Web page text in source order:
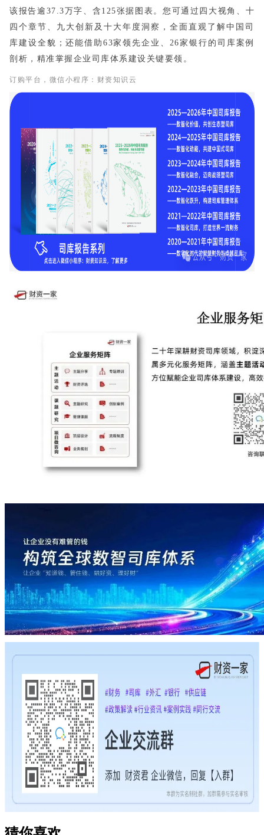
该报告逾37.3万字、含125张据图表。您可通过四大视角、十
四个章节、九大创新及十大年度洞察，全面直观了解中国司
库建设全貌；还能借助63家领先企业、26家银行的司库案例
剖析，精准掌握企业司库体系建设关键要领。
订购平台，微信小程序：财资知识云